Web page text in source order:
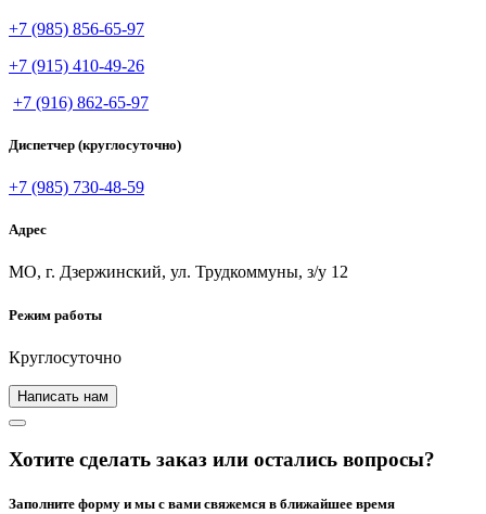
+7 (985) 856-65-97
+7 (915) 410-49-26
+7 (916) 862-65-97
Диспетчер (круглосуточно)
+7 (985) 730-48-59
Адрес
МО, г. Дзержинский, ул. Трудкоммуны, з/у 12
Режим работы
Круглосуточно
Написать нам
Хотите сделать заказ или остались вопросы?
Заполните форму и мы с вами свяжемся в ближайшее время